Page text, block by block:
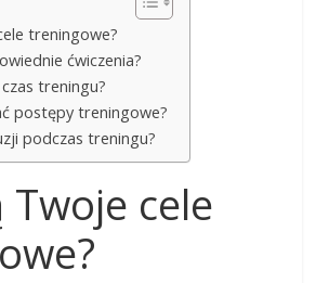
treningowe?
ćwiczenia?
treningu?
postępy treningowe?
podczas treningu?
Twoje cele